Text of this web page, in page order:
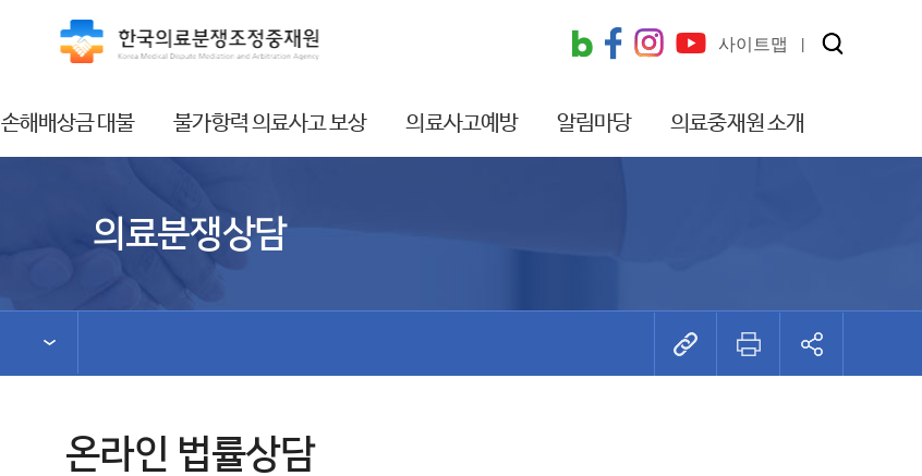
사이트맵
손해배상금 대불 불가항력 의료사고 보상 의료사고예방 알림마당 의료중재원 소개
의료분쟁상담
온라인 법률상담